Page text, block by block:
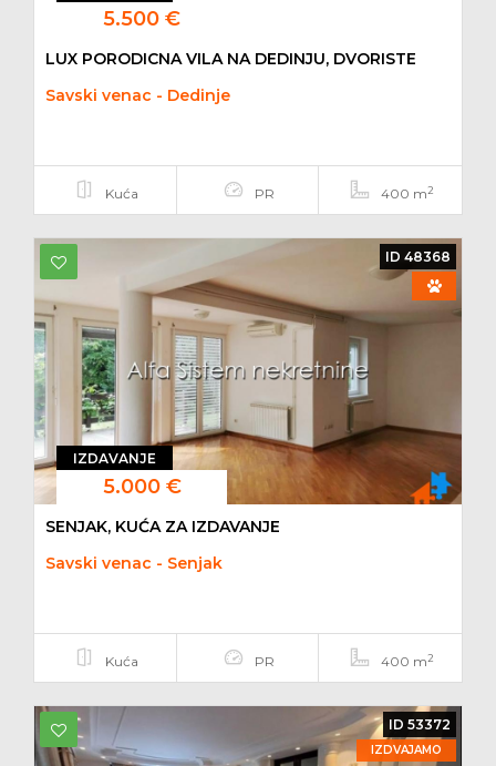
5.500 €
LUX PORODICNA VILA NA DEDINJU, DVORISTE
Savski venac - Dedinje
Kuća PR 400 m2
IZDAVANJE
5.000 €
ID 48368
SENJAK, KUĆA ZA IZDAVANJE
Savski venac - Senjak
Kuća PR 400 m2
ID 53372
IZDVAJAMO